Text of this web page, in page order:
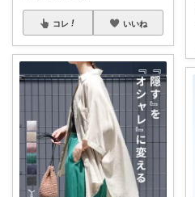
コレ いいね